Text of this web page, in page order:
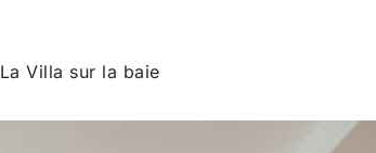
La Villa sur la baie